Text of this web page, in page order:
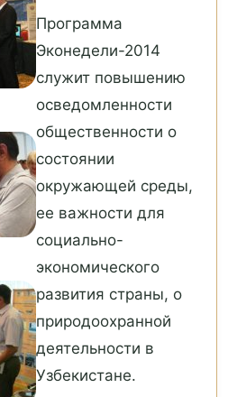
Программа
Эконедели-2014
служит повышению
осведомленности
общественности о
состоянии
окружающей среды,
ее важности для
социально-
экономического
развития страны, о
природоохранной
деятельности в
Узбекистане.